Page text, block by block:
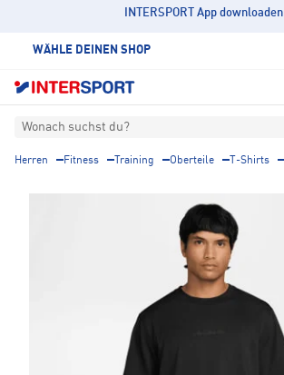
INTERSPORT App downloaden
WÄHLE DEINEN SHOP
Wonach suchst du?
Herren Fitness Training Oberteile T-Shirts